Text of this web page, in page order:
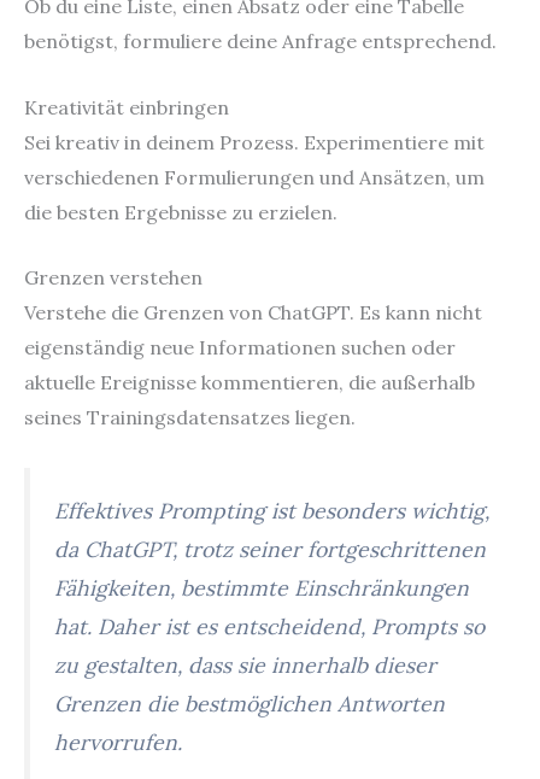
Ob du eine Liste, einen Absatz oder eine Tabelle
benötigst, formuliere deine Anfrage entsprechend.
Kreativität einbringen
Sei kreativ in deinem Prozess. Experimentiere mit
verschiedenen Formulierungen und Ansätzen, um
die besten Ergebnisse zu erzielen.
Grenzen verstehen
Verstehe die Grenzen von ChatGPT. Es kann nicht
eigenständig neue Informationen suchen oder
aktuelle Ereignisse kommentieren, die außerhalb
seines Trainingsdatensatzes liegen.
Effektives Prompting ist besonders wichtig,
da ChatGPT, trotz seiner fortgeschrittenen
Fähigkeiten, bestimmte Einschränkungen
hat. Daher ist es entscheidend, Prompts so
zu gestalten, dass sie innerhalb dieser
Grenzen die bestmöglichen Antworten
hervorrufen.